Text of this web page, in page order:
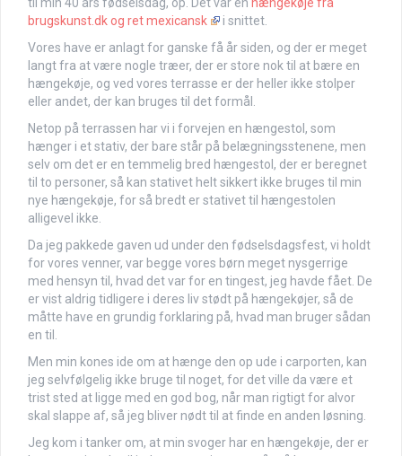
brugskunst.dk og ret mexicansk
i snittet.
Vores have er anlagt for ganske få år siden, og der er meget
langt fra at være nogle træer, der er store nok til at bære en
hængekøje, og ved vores terrasse er der heller ikke stolper
eller andet, der kan bruges til det formål.
Netop på terrassen har vi i forvejen en hængestol, som
hænger i et stativ, der bare står på belægningsstenene, men
selv om det er en temmelig bred hængestol, der er beregnet
til to personer, så kan stativet helt sikkert ikke bruges til min
nye hængekøje, for så bredt er stativet til hængestolen
alligevel ikke.
Da jeg pakkede gaven ud under den fødselsdagsfest, vi holdt
for vores venner, var begge vores børn meget nysgerrige
med hensyn til, hvad det var for en tingest, jeg havde fået. De
er vist aldrig tidligere i deres liv stødt på hængekøjer, så de
måtte have en grundig forklaring på, hvad man bruger sådan
en til.
Men min kones ide om at hænge den op ude i carporten, kan
jeg selvfølgelig ikke bruge til noget, for det ville da være et
trist sted at ligge med en god bog, når man rigtigt for alvor
skal slappe af, så jeg bliver nødt til at finde en anden løsning.
Jeg kom i tanker om, at min svoger har en hængekøje, der er